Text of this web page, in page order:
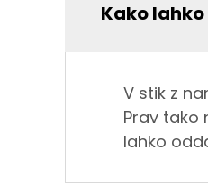
Kako
V stik z
Prav tako
lahko